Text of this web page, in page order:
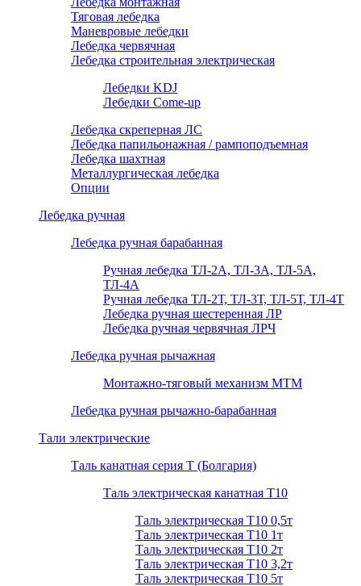
Тяговая лебедка
Маневровые лебедки
Лебедка червячная
Лебедка строительная электрическая
Лебедки KDJ
Лебедки Come-up
Лебедка скреперная ЛС
Лебедка папильонажная / рампоподъемная
Лебедка шахтная
Металлургическая лебедка
Опции
Лебедка ручная
Лебедка ручная барабанная
Ручная лебедка ТЛ-2А, ТЛ-3А, ТЛ-5А,
ТЛ-4А
Ручная лебедка ТЛ-2Т, ТЛ-3Т, ТЛ-5Т, ТЛ-4Т
Лебедка ручная шестеренная ЛР
Лебедка ручная червячная ЛРЧ
Лебедка ручная рычажная
Монтажно-тяговый механизм МТМ
Лебедка ручная рычажно-барабанная
Тали электрические
Таль канатная серия Т (Болгария)
Таль электрическая канатная Т10
Таль электрическая Т10 0,5т
Таль электрическая Т10 1т
Таль электрическая Т10 2т
Таль электрическая Т10 3,2т
Таль электрическая Т10 5т